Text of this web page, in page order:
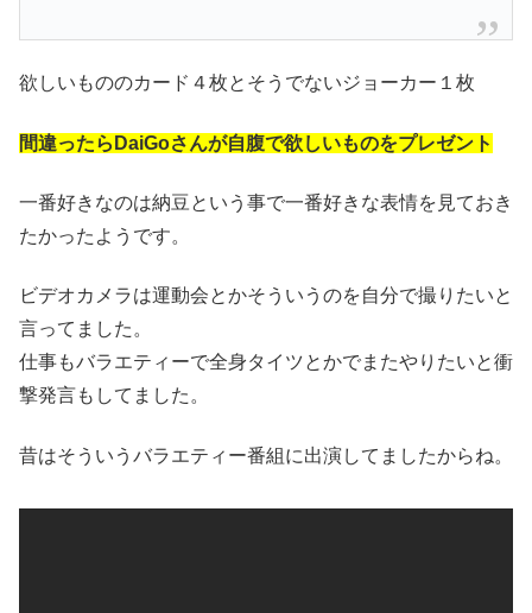
欲しいもののカード４枚とそうでないジョーカー１枚
間違ったらDaiGoさんが自腹で欲しいものをプレゼント
一番好きなのは納豆という事で一番好きな表情を見ておき
たかったようです。
ビデオカメラは運動会とかそういうのを自分で撮りたいと
言ってました。
仕事もバラエティーで全身タイツとかでまたやりたいと衝
撃発言もしてました。
昔はそういうバラエティー番組に出演してましたからね。